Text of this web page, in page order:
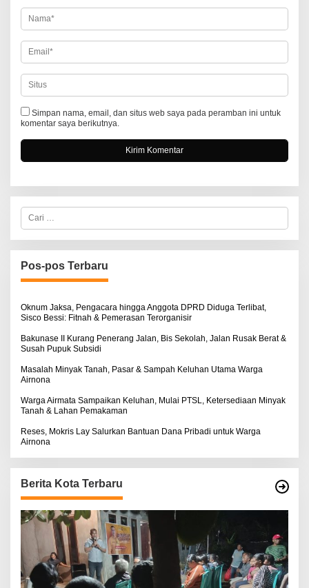
s
Simpan nama, email, dan situs web saya pada peramban ini untuk
komentar saya berikutnya.
C
r
i
u
n
u
:
Pos-pos Terbaru
Oknum Jaksa, Pengacara hingga Anggota DPRD Diduga Terlibat,
Sisco Bessi: Fitnah & Pemerasan Terorganisir
Bakunase II Kurang Penerang Jalan, Bis Sekolah, Jalan Rusak Berat &
Susah Pupuk Subsidi
Masalah Minyak Tanah, Pasar & Sampah Keluhan Utama Warga
Airnona
Warga Airmata Sampaikan Keluhan, Mulai PTSL, Ketersediaan Minyak
Tanah & Lahan Pemakaman
Reses, Mokris Lay Salurkan Bantuan Dana Pribadi untuk Warga
Airnona
Berita Kota Terbaru